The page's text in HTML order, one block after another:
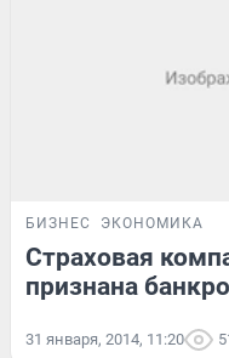
БИЗНЕС ЭКОНОМИКА
Страховая
признана
31 января, 2014, 11:20